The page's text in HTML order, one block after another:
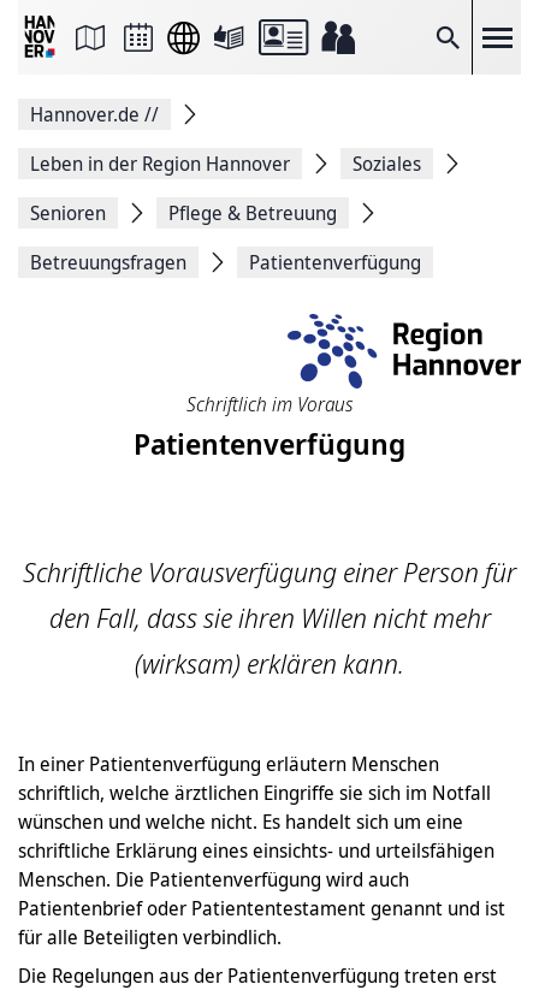
Suche
Seite
Facebook
teilen
Seitenlink
Seite
Hannover.de //
Leben in der Region Hannover
Soziales
Senioren
Pflege & Betreuung
Betreuungsfragen
Patientenverfügung
Schriftlich im Voraus
Patientenverfügung
Schriftliche Vorausverfügung einer Person für
den Fall, dass sie ihren Willen nicht mehr
(wirksam) erklären kann.
In einer Patientenverfügung erläutern Menschen
schriftlich, welche ärztlichen Eingriffe sie sich im Notfall
wünschen und welche nicht. Es handelt sich um eine
schriftliche Erklärung eines einsichts- und urteilsfähigen
Menschen. Die Patientenverfügung wird auch
Patientenbrief oder Patiententestament genannt und ist
für alle Beteiligten verbindlich.
Die Regelungen aus der Patientenverfügung treten erst